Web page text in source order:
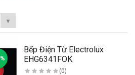
▼
Bếp Điện Từ Electrolux
EHG6341FOK
(0)